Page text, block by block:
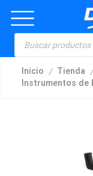
Inicio / Tienda
Instrumentos de